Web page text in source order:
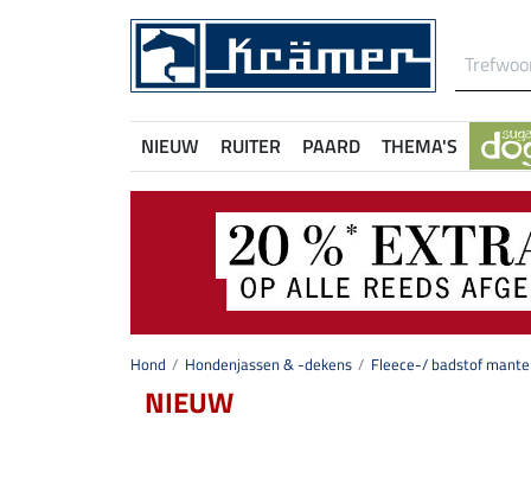
NIEUW RUITER PAARD THEMA'S
Hond Hondenjassen & -dekens Fleece-/ badstof
NIEUW